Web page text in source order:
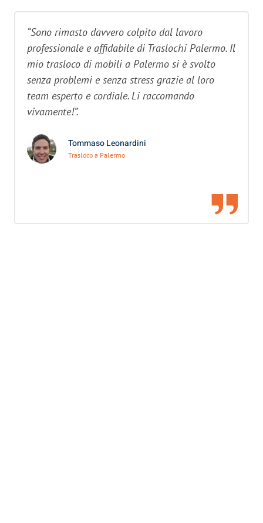
“Sono rimasto davvero colpito dal lavoro
professionale e affidabile di Traslochi Palermo. Il
mio trasloco di mobili a Palermo si è svolto
senza problemi e senza stress grazie al loro
team esperto e cordiale. Li raccomando
vivamente!”.
Tommaso Leonardini
Trasloco a Palermo